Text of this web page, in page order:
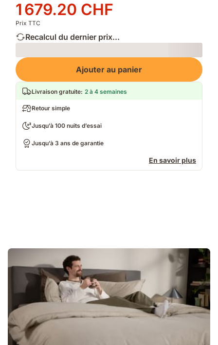
d'origine
2 099.00 CHF
Prix
1 679.20 CHF
1 679.20 CHF
Prix TTC
Recalcul du dernier prix...
Loading
Ajouter au panier
Livraison gratuite: 2 à 4 semaines
Retour simple
Jusqu’à 100 nuits d’essai
Jusqu’à 3 ans de garantie
En savoir plus